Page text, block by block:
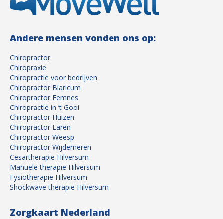
Andere mensen vonden ons op:
Chiropractor
Chiropraxie
Chiropractie voor bedrijven
Chiropractor Blaricum
Chiropractor Eemnes
Chiropractie in ’t Gooi
Chiropractor Huizen
Chiropractor Laren
Chiropractor Weesp
Chiropractor Wijdemeren
Cesartherapie Hilversum
Manuele therapie Hilversum
Fysiotherapie Hilversum
Shockwave therapie Hilversum
Zorgkaart Nederland